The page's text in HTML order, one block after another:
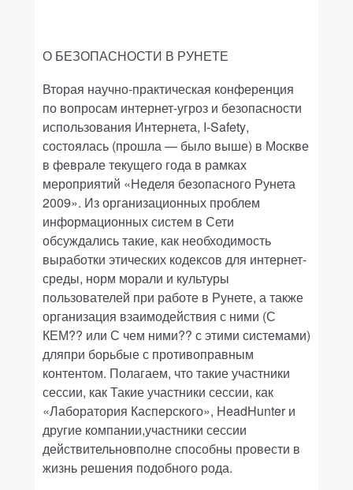
О БЕЗОПАСНОСТИ В РУНЕТЕ
Вторая научно-практическая конференция
по вопросам интернет-угроз и безопасности
использования Интернета, I-Safety,
состоялась (прошла — было выше) в Москве
в феврале текущего года в рамках
мероприятий «Неделя безопасного Рунета
2009». Из организационных проблем
информационных систем в Сети
обсуждались такие, как необходимость
выработки этических кодексов для интернет-
среды, норм морали и культуры
пользователей при работе в Рунете, а также
организация взаимодействия с ними (С
КЕМ?? или С чем ними?? с этими системами)
дляпри борьбые с противоправным
контентом. Полагаем, что такие участники
сессии, как Такие участники сессии, как
«Лаборатория Касперского», HeadHunter и
другие компании,участники сессии
действительновполне способны провести в
жизнь решения подобного рода.